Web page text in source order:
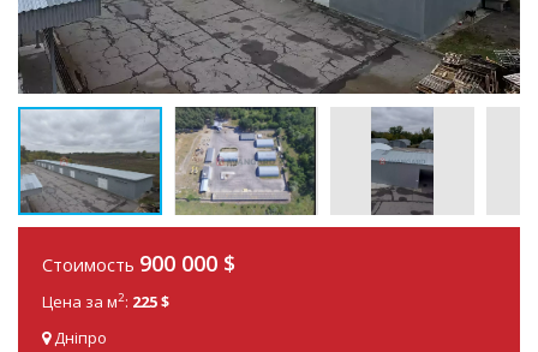
Стоимость 900 000 $
Цена за м2: 225 $
Дніпро